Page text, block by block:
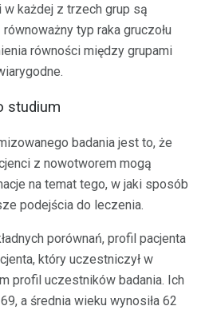
w każdej z trzech grup są
typ raka gruczołu
równości między grupami
studium
badania jest to, że
z nowotworem mogą
na temat tego, w jaki sposób
podejścia do leczenia.
porównań, profil pacjenta
który uczestniczył w
profil uczestników badania. Ich
a średnia wieku wynosiła 62